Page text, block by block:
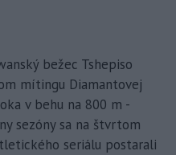
bežec Tshepiso
mítingu Diamantovej
v behu na 800 m -
sezóny sa na štvrtom
seriálu postarali